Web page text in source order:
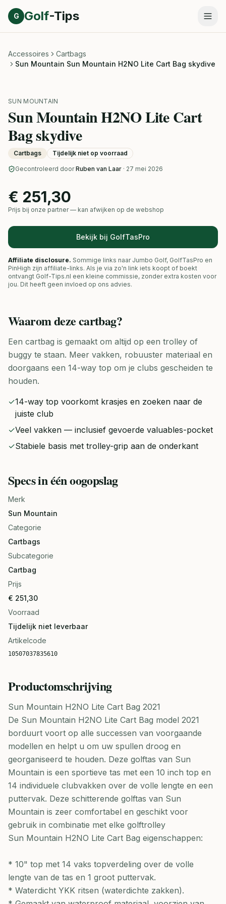
Direct naar inhoud
G Golf-Tips
Accessoires
Cartbags
Sun Mountain Sun Mountain H2NO Lite Cart Bag skydive
SUN MOUNTAIN
Sun Mountain H2NO Lite Cart
Bag skydive
Cartbags Tijdelijk niet op voorraad
Gecontroleerd door Ruben van Laar · 27 mei 2026
€ 251,30
Prijs bij onze partner — kan afwijken op de webshop
Bekijk bij GolfTasPro
Affiliate disclosure. Sommige links naar Jumbo Golf, GolfTasPro en
PinHigh zijn affiliate-links. Als je via zo'n link iets koopt of boekt
ontvangt Golf-Tips.nl een kleine commissie, zonder extra kosten voor
jou. Dit heeft geen invloed op ons advies.
Waarom dezecartbag?
Een cartbag is gemaakt om altijd op een trolley of
buggy te staan. Meer vakken, robuuster materiaal en
doorgaans een 14-way top om je clubs gescheiden te
houden.
✓14-way top voorkomt krasjes en zoeken naar de
juiste club
✓Veel vakken — inclusief gevoerde valuables-pocket
✓Stabiele basis met trolley-grip aan de onderkant
Specs in één oogopslag
Merk
Sun Mountain
Categorie
Cartbags
Subcategorie
Cartbag
Prijs
€ 251,30
Voorraad
Tijdelijk niet leverbaar
Artikelcode
10507037835610
Productomschrijving
Sun Mountain H2NO Lite Cart Bag 2021
De Sun Mountain H2NO Lite Cart Bag model 2021
borduurt voort op alle successen van voorgaande
modellen en helpt u om uw spullen droog en
georganiseerd te houden. Deze golftas van Sun
Mountain is een sportieve tas met een 10 inch top en
14 individuele clubvakken over de volle lengte en een
puttervak. Deze schitterende golftas van Sun
Mountain is zeer comfortabel en geschikt voor
gebruik in combinatie met elke golftrolley
Sun Mountain H2NO Lite Cart Bag eigenschappen:
* 10" top met 14 vaks topverdeling over de volle
lengte van de tas en 1 groot puttervak.
* Waterdicht YKK ritsen (waterdichte zakken).